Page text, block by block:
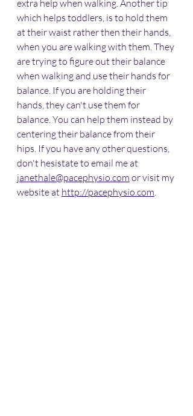
extra help when walking. Another tip
which helps toddlers, is to hold them
at their waist rather then their hands,
when you are walking with them. They
are trying to figure out their balance
when walking and use their hands for
balance. If you are holding their
hands, they can't use them for
balance. You can help them instead by
centering their balance from their
hips. If you have any other questions,
don't hesistate to email me at
janethale@pacephysio.com or visit my
website at http://pacephysio.com.